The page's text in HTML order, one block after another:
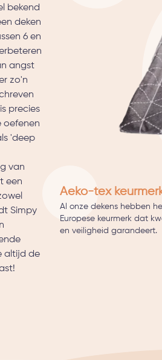
bekend
deken
6 en
angst
zo'n
precies
oefenen
'deep
van
een
Simpy
altijd de
Aeko-tex
Al onze dekens hebben
Europese keurmerk dat
en veiligheid garandeert.